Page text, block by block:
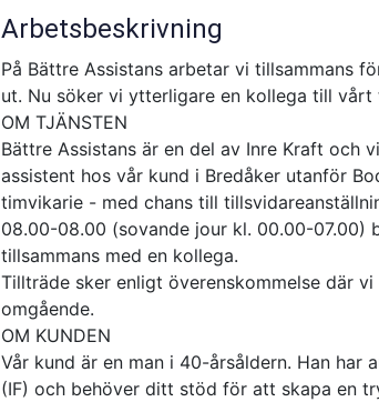
Arbetsbeskrivning
På Bättre Assistans arbetar vi tillsammans
ut. Nu söker vi ytterligare en kollega till vårt
OM TJÄNSTEN
Bättre Assistans är en del av Inre Kraft och
assistent hos vår kund i Bredåker utanför
timvikarie - med chans till
08.00-08.00 (sovande jour kl. 00.00-07.00)
tillsammans med en kollega.
Tillträde sker enligt överenskommelse där
omgående.
OM KUNDEN
Vår kund är en man i 40-årsåldern. Han har
(IF) och behöver ditt stöd för att skapa en